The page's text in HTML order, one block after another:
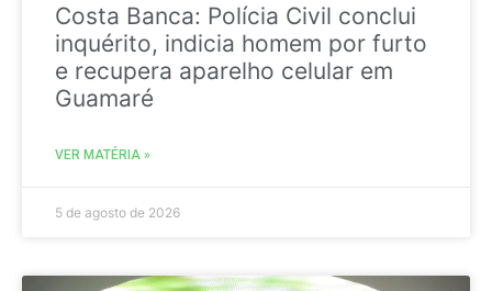
Costa Banca: Polícia Civil conclui
inquérito, indicia homem por furto
e recupera aparelho celular em
Guamaré
VER MATÉRIA »
5 de agosto de 2026